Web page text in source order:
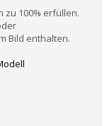
zu 100% erfüllen.
Bild enthalten.